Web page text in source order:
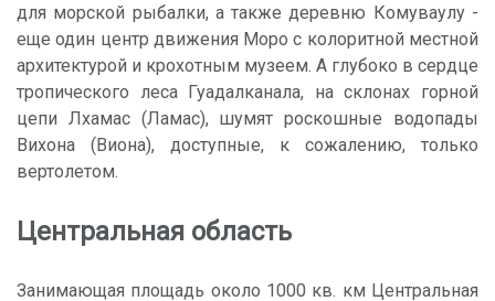
для морской рыбалки, а также деревню Комуваулу -
еще один центр движения Моро с колоритной местной
архитектурой и крохотным музеем. А глубоко в сердце
тропического леса Гуадалканала, на склонах горной
цепи Лхамас (Ламас), шумят роскошные водопады
Вихона (Виона), доступные, к сожалению, только
вертолетом.
Центральная область
Занимающая площадь около 1000 кв. км Центральная